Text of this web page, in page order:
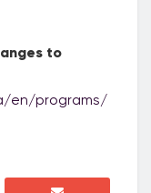
to
en/programs/